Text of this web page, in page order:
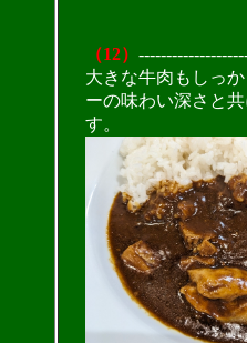
（12）
大きな牛肉もしっ
ーの味わい深さと
す。